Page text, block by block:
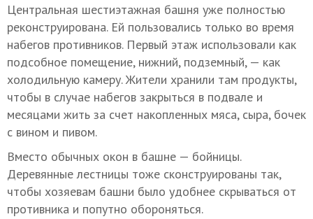
Центральная шестиэтажная башня уже полностью
реконструирована. Ей пользовались только во время
набегов противников. Первый этаж использовали как
подсобное помещение, нижний, подземный, — как
холодильную камеру. Жители хранили там продукты,
чтобы в случае набегов закрыться в подвале и
месяцами жить за счет накопленных мяса, сыра, бочек
с вином и пивом.
Вместо обычных окон в башне — бойницы.
Деревянные лестницы тоже сконструированы так,
чтобы хозяевам башни было удобнее скрываться от
противника и попутно обороняться.